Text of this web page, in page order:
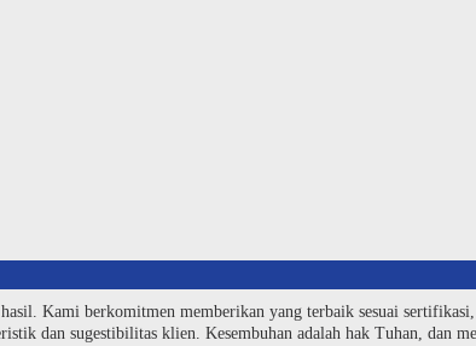
Kami berkomitmen memberikan yang terbaik sesuai
dan sugestibilitas klien. Kesembuhan adalah hak Tuhan, dan